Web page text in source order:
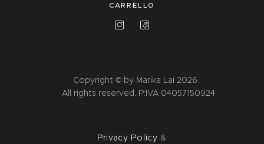
CARRELLO
Copyright © by Marika Lai 2026.
All rights reserved. P:IVA 04057150924
Privacy Policy &